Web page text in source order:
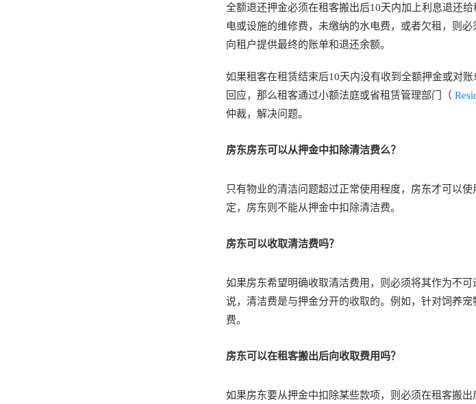
全额退还押金必须在租客搬出后10天内加上利息退还
电或设施的维修费，未缴纳的水电费，或者欠租，则
向租户提供最终的账单和退还余额。
如果租客在租赁结束后10天内没有收到全额押金或对
回应，那么租客通过小额法庭或省租赁管理部门（
仲裁，解决问题。
房东房东可以从押金中扣除清洁费么？
只有物业的清洁问题超过正常使用程度，房东才可以
定，房东则不能从押金中扣除清洁费。
房东可以收取清洁费吗？
如果房东希望明确收取清洁费用，则必须将其作为不
说，清洁费是与押金分开的收取的。例如，针对饲养
费。
房东可以在租客搬出后向收取费用吗？
如果房东要从押金中扣除某些款项，则必须在租客搬